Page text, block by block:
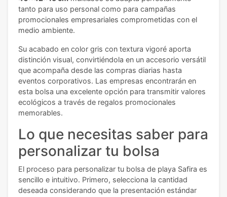
tanto para uso personal como para campañas
promocionales empresariales comprometidas con el
medio ambiente.
Su acabado en color gris con textura vigoré aporta
distinción visual, convirtiéndola en un accesorio versátil
que acompaña desde las compras diarias hasta
eventos corporativos. Las empresas encontrarán en
esta bolsa una excelente opción para transmitir valores
ecológicos a través de regalos promocionales
memorables.
Lo que necesitas saber para
personalizar tu bolsa
El proceso para personalizar tu bolsa de playa Safira es
sencillo e intuitivo. Primero, selecciona la cantidad
deseada considerando que la presentación estándar